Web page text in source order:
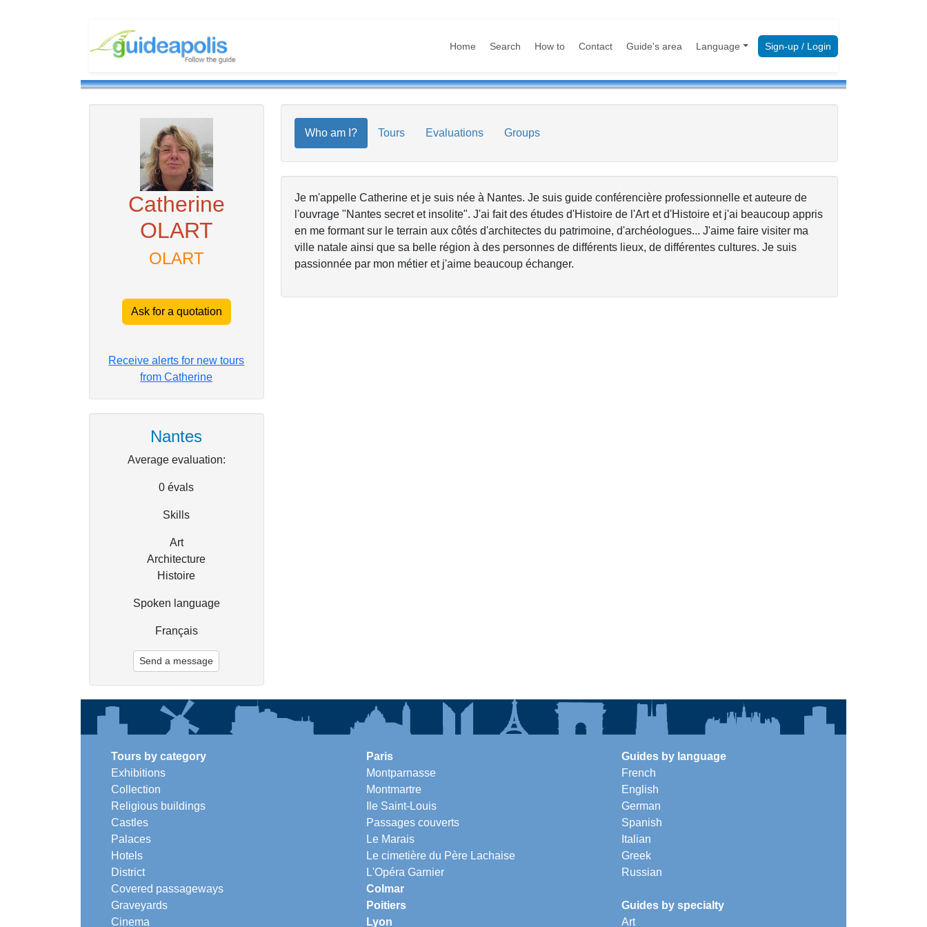
Home Search How to Contact Guide's area Language Sign-up / Login
Catherine
OLART
OLART
Ask for a quotation
Receive alerts for new tours
from Catherine
Nantes
Average evaluation:
0 évals
Skills
Art
Architecture
Histoire
Spoken language
Français
Send a message
Who am I? Tours Evaluations Groups
Je m'appelle Catherine et je suis née à Nantes. Je suis guide conférencière professionnelle et auteure de
l'ouvrage "Nantes secret et insolite". J'ai fait des études d'Histoire de l'Art et d'Histoire et j'ai beaucoup appris
en me formant sur le terrain aux côtés d'architectes du patrimoine, d'archéologues... J'aime faire visiter ma
ville natale ainsi que sa belle région à des personnes de différents lieux, de différentes cultures. Je suis
passionnée par mon métier et j'aime beaucoup échanger.
Tours by category
Exhibitions
Collection
Religious buildings
Castles
Palaces
Hotels
District
Covered passageways
Graveyards
Cinema
Paris
Montparnasse
Montmartre
Ile Saint-Louis
Passages couverts
Le Marais
Le cimetière du Père Lachaise
L'Opéra Garnier
Colmar
Poitiers
Lyon
Guides by language
French
English
German
Spanish
Italian
Greek
Russian
Guides by specialty
Art